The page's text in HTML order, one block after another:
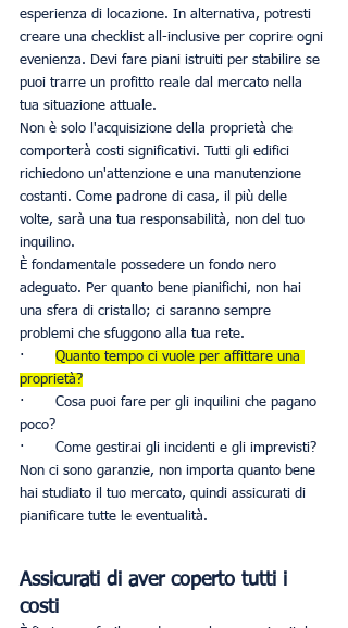
esperienza di locazione. In alternativa, potresti
creare una checklist all-inclusive per coprire ogni
evenienza. Devi fare piani istruiti per stabilire se
puoi trarre un profitto reale dal mercato nella
tua situazione attuale.
Non è solo l'acquisizione della proprietà che
comporterà costi significativi. Tutti gli edifici
richiedono un'attenzione e una manutenzione
costanti. Come padrone di casa, il più delle
volte, sarà una tua responsabilità, non del tuo
inquilino.
È fondamentale possedere un fondo nero
adeguato. Per quanto bene pianifichi, non hai
una sfera di cristallo; ci saranno sempre
problemi che sfuggono alla tua rete.
· Quanto tempo ci vuole per affittare una
proprietà?
·       Cosa puoi fare per gli inquilini che pagano
poco?
·       Come gestirai gli incidenti e gli imprevisti?
Non ci sono garanzie, non importa quanto bene
hai studiato il tuo mercato, quindi assicurati di
pianificare tutte le eventualità.
Assicurati di aver coperto tutti i
costi